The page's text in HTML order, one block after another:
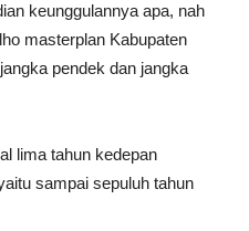
keunggulannya apa, nah
masterplan Kabupaten
pendek dan jangka
lima tahun kedepan
sampai sepuluh tahun